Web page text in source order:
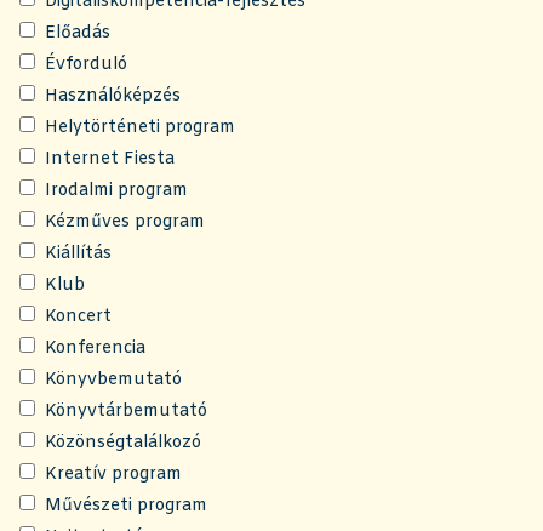
Előadás
Évforduló
Használóképzés
Helytörténeti program
Internet Fiesta
Irodalmi program
Kézműves program
Kiállítás
Klub
Koncert
Konferencia
Könyvbemutató
Könyvtárbemutató
Közönségtalálkozó
Kreatív program
Művészeti program